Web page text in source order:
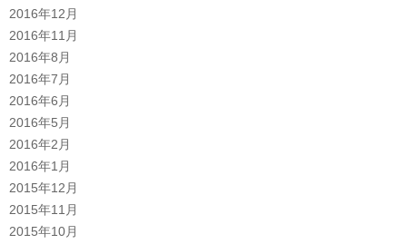
2016年12月
2016年11月
2016年8月
2016年7月
2016年6月
2016年5月
2016年2月
2016年1月
2015年12月
2015年11月
2015年10月